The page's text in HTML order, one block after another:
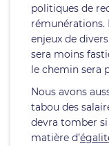
politiques de
rémunérations.
enjeux de
sera moins
le chemin sera
Nous avons
tabou des
devra tomber
matière d’